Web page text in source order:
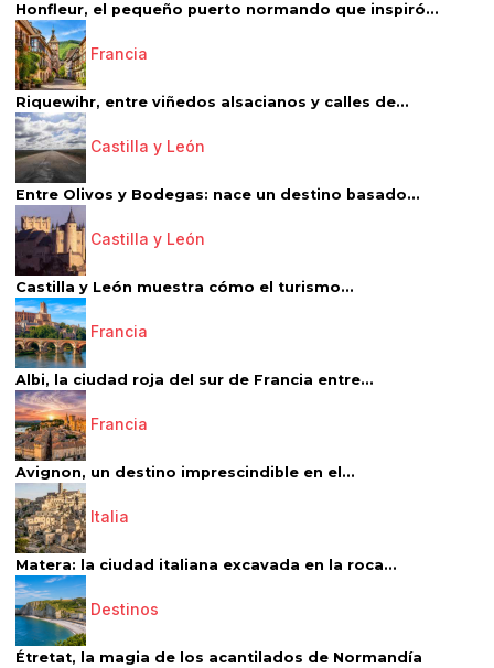
Honfleur, el pequeño puerto normando que inspiró...
Francia
Riquewihr, entre viñedos alsacianos y calles de...
Castilla y León
Entre Olivos y Bodegas: nace un destino basado...
Castilla y León
Castilla y León muestra cómo el turismo...
Francia
Albi, la ciudad roja del sur de Francia entre...
Francia
Avignon, un destino imprescindible en el...
Italia
Matera: la ciudad italiana excavada en la roca...
Destinos
Étretat, la magia de los acantilados de Normandía